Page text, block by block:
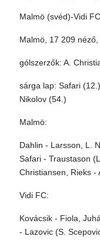
Malmö (svéd)-Vidi
Malmö, 17 209
gólszerzők: A.
sárga lap: Safari
Nikolov (54.)
Malmö:
Dahlin - Larsson, L.
Safari - Traustason
Christiansen, Rieks -
Vidi FC:
Kovácsik - Fiola,
- Lazovic (S.